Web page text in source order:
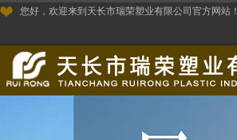
您好，欢迎来到天长市瑞荣塑业有限公司官方网站！